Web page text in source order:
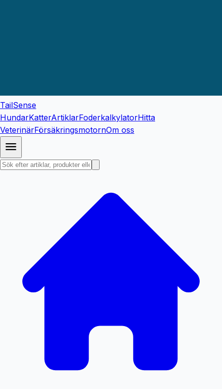
TailSense
HundarKatterArtiklarFoderkalkylatorHitta
VeterinärFörsäkringsmotornOm oss